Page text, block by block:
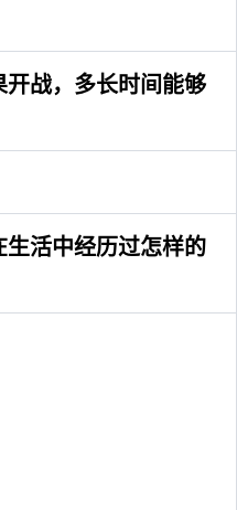
战，多长时间能够
活中经历过怎样的